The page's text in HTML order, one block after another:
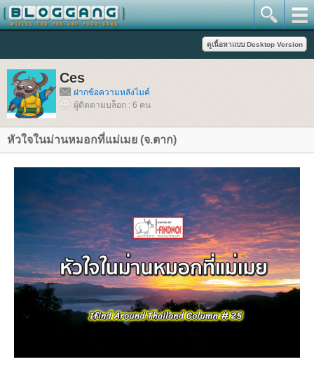
Ces
ฝากข้อความหลังไมค์
ผู้ติดตามบล็อก : 6 คน
หัวใจในม่านหมอกที่แม่เมย (จ.ตาก)